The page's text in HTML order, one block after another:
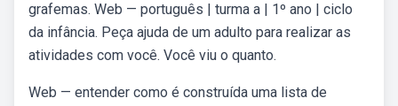
grafemas. Web — português | turma a | 1º ano | ciclo
da infância. Peça ajuda de um adulto para realizar as
atividades com você. Você viu o quanto.
Web — entender como é construída uma lista de